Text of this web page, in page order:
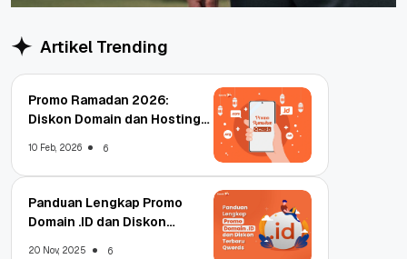
Artikel Trending
Promo Ramadan 2026:
Diskon Domain dan Hosting
10 Feb, 2026 6
Panduan Lengkap Promo
Domain .ID dan Diskon
20 Nov, 2025 6